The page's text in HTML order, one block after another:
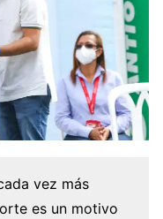
vez más
es un motivo